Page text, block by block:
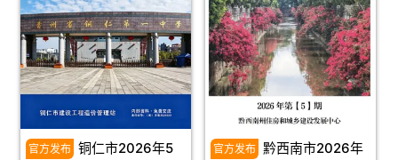
铜仁市2026年5
黔西南市2026年